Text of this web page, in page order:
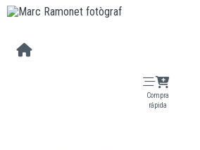
Compra
rápida